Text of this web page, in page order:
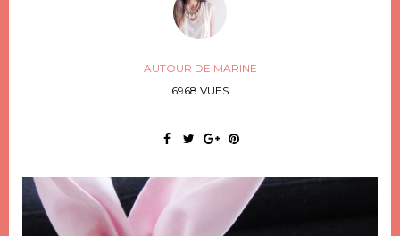
AUTOUR DE MARINE
6968 VUES